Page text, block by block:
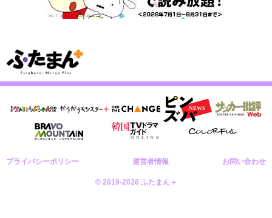
プライバシーポリシー 運営者情報 お問い合わせ
© 2019-2026 ふたまん＋